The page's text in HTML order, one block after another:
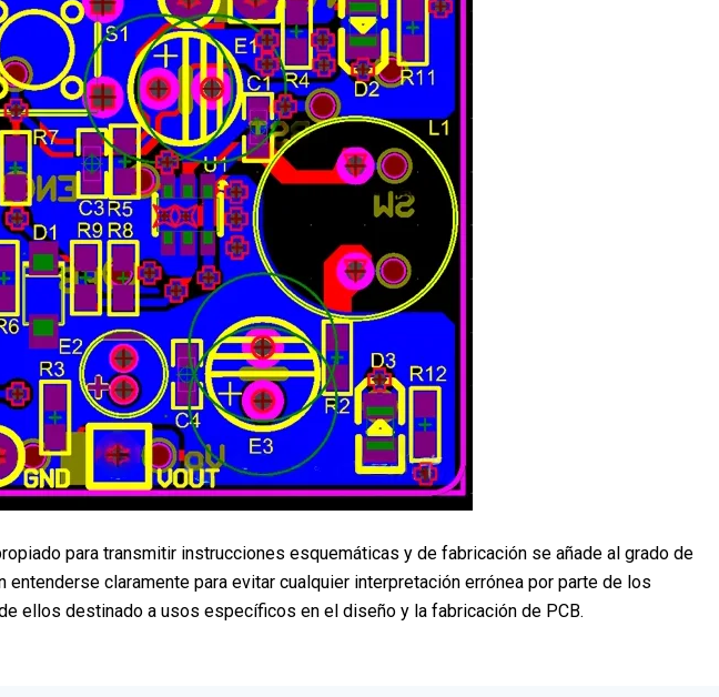
para transmitir instrucciones esquemáticas y de fabricación se añade al grado de
claramente para evitar cualquier interpretación errónea por parte de los
ellos destinado a usos específicos en el diseño y la fabricación de PCB.